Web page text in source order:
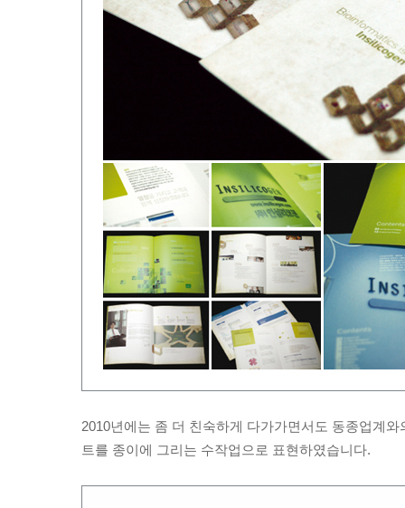
2010년에는 좀 더 친숙하게 다가가면서도 동종업계
트를 종이에 그리는 수작업으로 표현하였습니다.